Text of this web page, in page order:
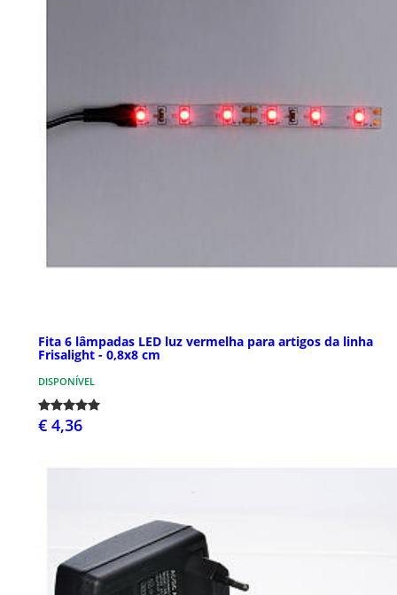
Fita 6 lâmpadas LED luz vermelha para artigos da linha
Frisalight - 0,8x8 cm
DISPONÍVEL
€ 4,36